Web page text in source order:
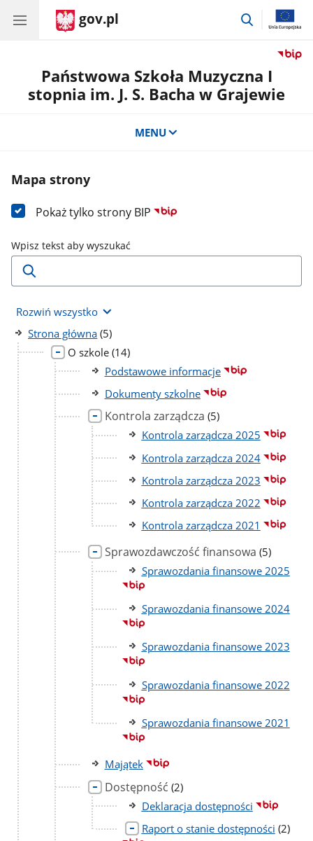
gov.pl
przejdź
Państwowa Szkoła Muzyczna I
stopnia im. J. S. Bacha w Grajewie
MENU
Mapa strony
Pokaż tylko strony BIP
Wpisz tekst aby wyszukać
Rozwiń wszystko
Strona główna liczba
podstron
(5)
O szkole liczba
podstron
(14)
Podstawowe informacje
Dokumenty szkolne
Kontrola zarządcza liczba
podstron
(5)
Kontrola zarządcza 2025
Kontrola zarządcza 2024
Kontrola zarządcza 2023
Kontrola zarządcza 2022
Kontrola zarządcza 2021
Sprawozdawczość finansowa liczba
podstron
(5)
Sprawozdania finansowe 2025
Sprawozdania finansowe 2024
Sprawozdania finansowe 2023
Sprawozdania finansowe 2022
Sprawozdania finansowe 2021
Majątek
Dostępność liczba
podstron
(2)
Deklaracja dostępności
Raport o stanie dostępności liczba
(2)